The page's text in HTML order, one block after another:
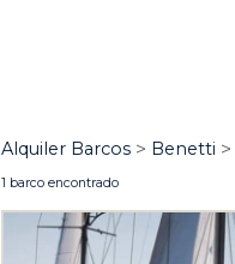
Alquiler Barcos Benetti
1 barco encontrado